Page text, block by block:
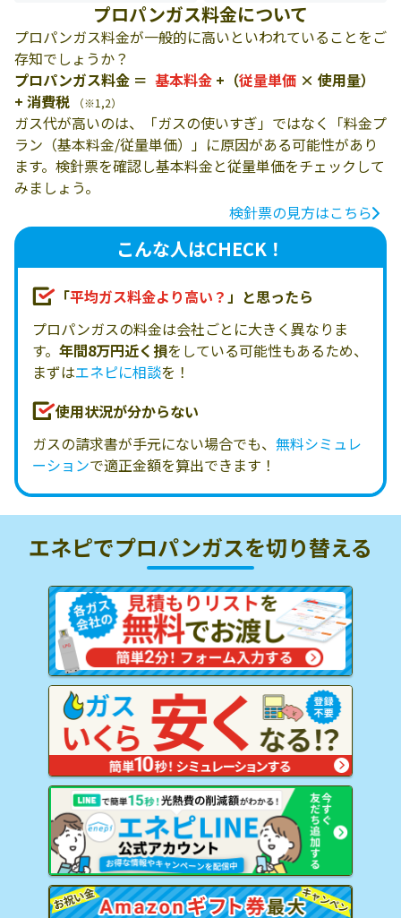
プロパンガス料金について
プロパンガス料金が一般的に高いといわれていることをご
存知でしょうか？
プロパンガス料金 ＝ 基本料金 +（従量単価 × 使用量）
+ 消費税
（※1,2）
ガス代が高いのは、「ガスの使いすぎ」ではなく「料金プ
ラン（基本料金/従量単価）」に原因がある可能性があり
ます。検針票を確認し基本料金と従量単価をチェックして
みましょう。
検針票の見方はこちら
こんな人はCHECK！
「平均ガス料金より高い？」と思ったら
プロパンガスの料金は会社ごとに大きく異なりま
す。 年間8万円近く損をしている可能性もあるため、
まずはエネピに相談を！
使用状況が分からない
ガスの請求書が手元にない場合でも、 無料シミュレ
ーションで適正金額を算出できます！
エネピでプロパンガスを切り替える